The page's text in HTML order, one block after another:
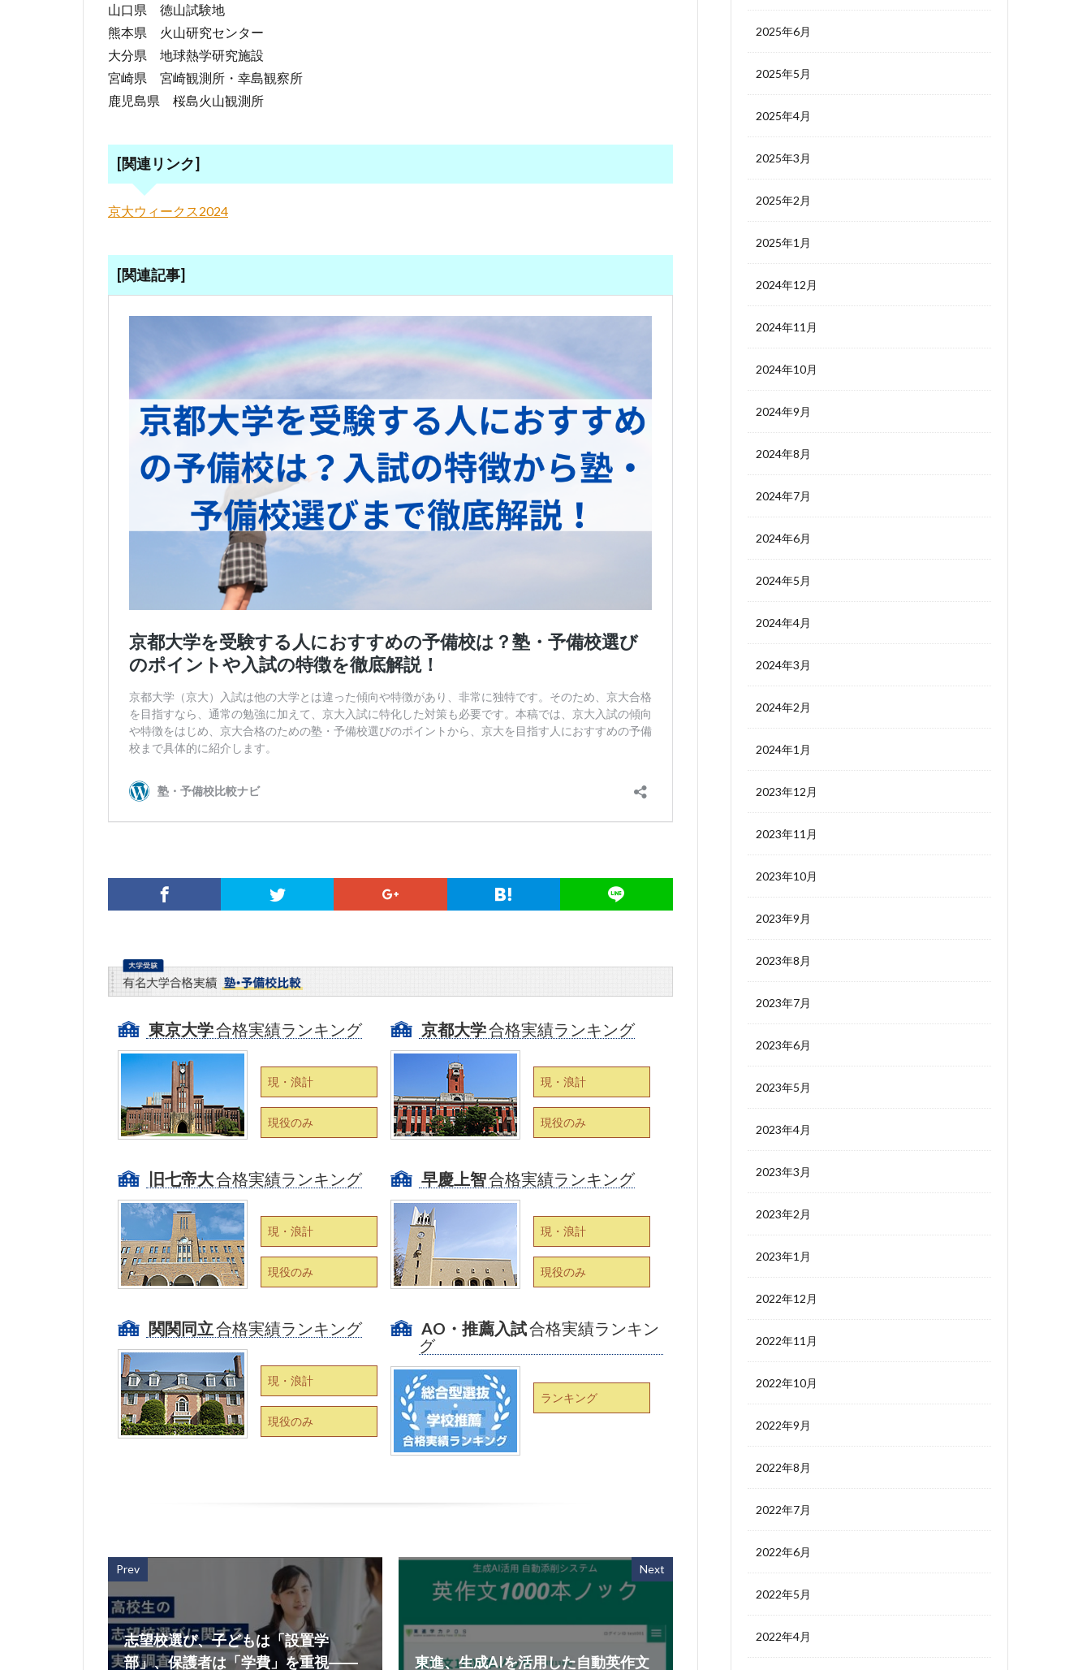
山口県 徳山試験地
熊本県 火山研究センター
大分県 地球熱学研究施設
宮崎県 宮崎観測所・幸島観察所
鹿児島県 桜島火山観測所
[関連リンク]
京大ウィークス2024
[関連記事]
東京大学合格実績ランキング
現・浪計
現役のみ
京都大学合格実績ランキング
現・浪計
現役のみ
旧七帝大合格実績ランキング
現・浪計
現役のみ
早慶上智合格実績ランキング
現・浪計
現役のみ
関関同立合格実績ランキング
現・浪計
現役のみ
AO・推薦入試合格実績ランキン
グ
ランキング
Prev
志望校選び、子どもは「設置学
部」、保護者は「学費」を重視――
Next
東進、生成AIを活用した自動英作文
2025年6月
2025年5月
2025年4月
2025年3月
2025年2月
2025年1月
2024年12月
2024年11月
2024年10月
2024年9月
2024年8月
2024年7月
2024年6月
2024年5月
2024年4月
2024年3月
2024年2月
2024年1月
2023年12月
2023年11月
2023年10月
2023年9月
2023年8月
2023年7月
2023年6月
2023年5月
2023年4月
2023年3月
2023年2月
2023年1月
2022年12月
2022年11月
2022年10月
2022年9月
2022年8月
2022年7月
2022年6月
2022年5月
2022年4月